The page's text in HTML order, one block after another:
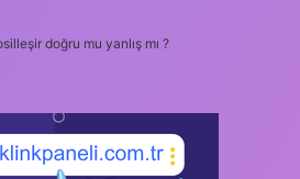
doğru mu yanlış mı ?